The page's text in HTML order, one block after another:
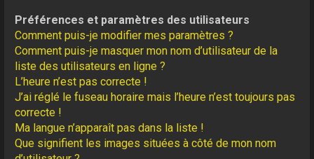
Préférences et paramètres des utilisateurs
Comment puis-je modifier mes paramètres ?
Comment puis-je masquer mon nom d’utilisateur de la
liste des utilisateurs en ligne ?
L’heure n’est pas correcte !
J’ai réglé le fuseau horaire mais l’heure n’est toujours pas
correcte !
Ma langue n’apparaît pas dans la liste !
Que signifient les images situées à côté de mon nom